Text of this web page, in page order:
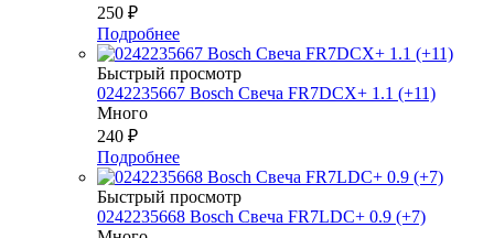
250 ₽
Подробнее
Быстрый просмотр
0242235667 Bosch Свеча FR7DCX+ 1.1 (+11)
Много
240 ₽
Подробнее
Быстрый просмотр
0242235668 Bosch Свеча FR7LDC+ 0.9 (+7)